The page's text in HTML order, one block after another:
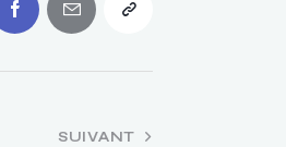
SUIVANT